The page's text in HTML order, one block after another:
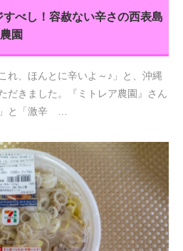
べし！容赦ない辛さの西表島
園
れ、ほんとに辛いよ～♪」と、沖縄
だきました。『ミトレア農園』さん
」と「激辛 …